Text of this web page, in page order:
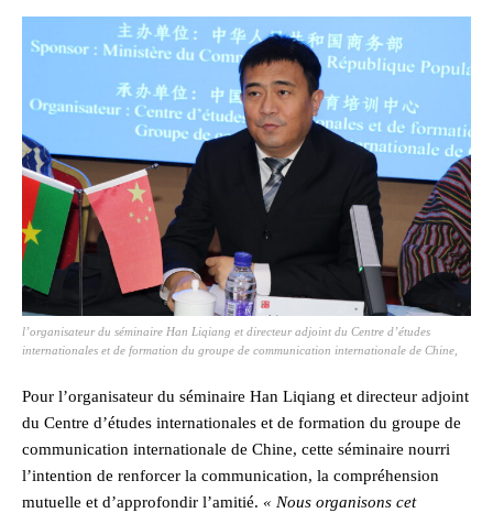
l’organisateur du séminaire Han Liqiang et directeur adjoint du Centre d’études
internationales et de formation du groupe de communication internationale de Chine,
Pour l’organisateur du séminaire Han Liqiang et directeur adjoint
du Centre d’études internationales et de formation du groupe de
communication internationale de Chine, cette séminaire nourri
l’intention de renforcer la communication, la compréhension
mutuelle et d’approfondir l’amitié. « Nous organisons cet